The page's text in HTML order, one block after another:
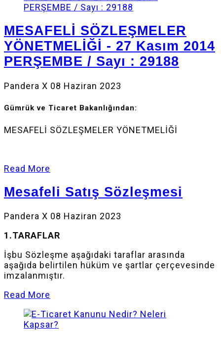
MESAFELİ SÖZLEŞMELER
YÖNETMELİĞİ - 27 Kasım 2014
PERŞEMBE / Sayı : 29188
Pandera X 08 Haziran 2023
Gümrük ve Ticaret Bakanlığından:
MESAFELİ SÖZLEŞMELER YÖNETMELİĞİ
Read More
Mesafeli Satış Sözleşmesi
Pandera X 08 Haziran 2023
1.TARAFLAR
İşbu Sözleşme aşağıdaki taraflar arasında
aşağıda belirtilen hüküm ve şartlar çerçevesinde
imzalanmıştır.
Read More